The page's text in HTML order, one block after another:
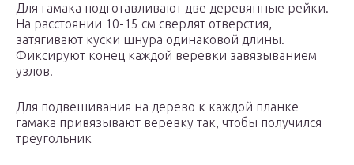
Для гамака подготавливают две деревянные рейки.
На расстоянии 10-15 см сверлят отверстия,
затягивают куски шнура одинаковой длины.
Фиксируют конец каждой веревки завязыванием
узлов.
Для подвешивания на дерево к каждой планке
гамака привязывают веревку так, чтобы получился
треугольник